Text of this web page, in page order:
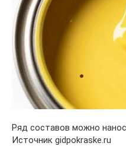
Ряд составов можно
Источник gidpokraske.ru